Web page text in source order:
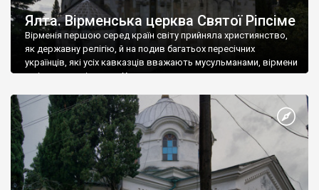
Ялта. Вірменська церква Святої Ріпсіме
Вірменія першою серед країн світу прийняла християнство,
як державну релігію, й на подив багатьох пересічних
українців, які усіх кавказців вважають мусульманами, вірмени
є відданими вірянами Христа